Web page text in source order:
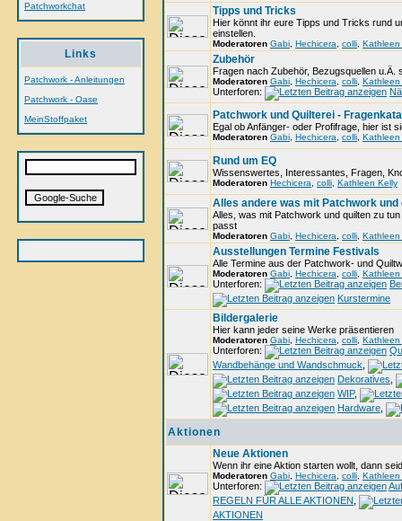
Patchworkchat
Links
Patchwork - Anleitungen
Patchwork - Oase
MeinStoffpaket
Tipps und Tricks
Hier könnt ihr eure Tipps und Tricks rund
einstellen.
Moderatoren Gabi Hechicera colli Kathleen
Zubehör
Fragen nach Zubehör, Bezugsquellen u.Ä.
Moderatoren Gabi Hechicera colli Kathleen
Unterforen:
Patchwork und Quilterei -
Egal ob Anfänger- oder Profifrage, hier ist
Moderatoren Gabi Hechicera colli Kathleen
Rund um EQ
Wissenswertes, Interessantes, Fragen,
Moderatoren Hechicera colli Kathleen Kelly
Alles andere was mit Patchwork und
Alles, was mit Patchwork und quilten zu
passt
Moderatoren Gabi Hechicera colli Kathleen
Ausstellungen Termine Festivals
Alle Termine aus der Patchwork- und
Moderatoren Gabi Hechicera colli Kathleen
Unterforen:
Kurstermine
Bildergalerie
Hier kann jeder seine Werke präsentieren
Moderatoren Gabi Hechicera colli Kathleen
Unterforen:
Wandbehänge und Wandschmuck
Dekoratives
WIP,
Hardware
Aktionen
Neue Aktionen
Wenn ihr eine Aktion starten wollt, dann
Moderatoren Gabi Hechicera colli Kathleen
Unterforen:
REGELN FÜR ALLE AKTIONEN
AKTIONEN